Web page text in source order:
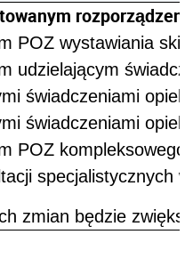
POZ wystawiania
udzielającym
świadczeniami
świadczeniami
POZ
specjalistycznych
zmian będzie